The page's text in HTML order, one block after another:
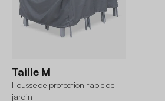
Taille M
Housse de protection table de
jardin